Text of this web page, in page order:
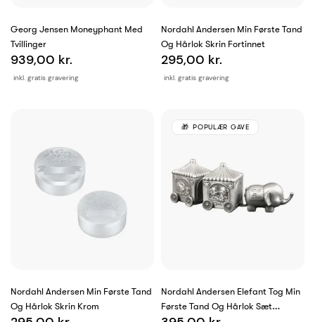
Georg Jensen Moneyphant Med
Tvillinger
inkl. gratis gravering
939,00 kr.
Nordahl Andersen Min Første Tand
Og Hårlok Skrin Fortinnet
inkl. gratis gravering
295,00 kr.
Nordahl Andersen Min Første Tand
Og Hårlok Skrin Krom
Nordahl Andersen Elefant Tog Min
Første Tand Og Hårlok Sæt
POPULÆR GAVE